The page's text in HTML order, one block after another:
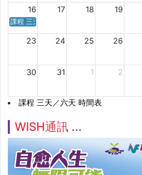
16 17 18 19
課程 三天／六天 時間表
23 24 25 26
30 31 1 2
課程 三天／六天 時間表
WISH通訊